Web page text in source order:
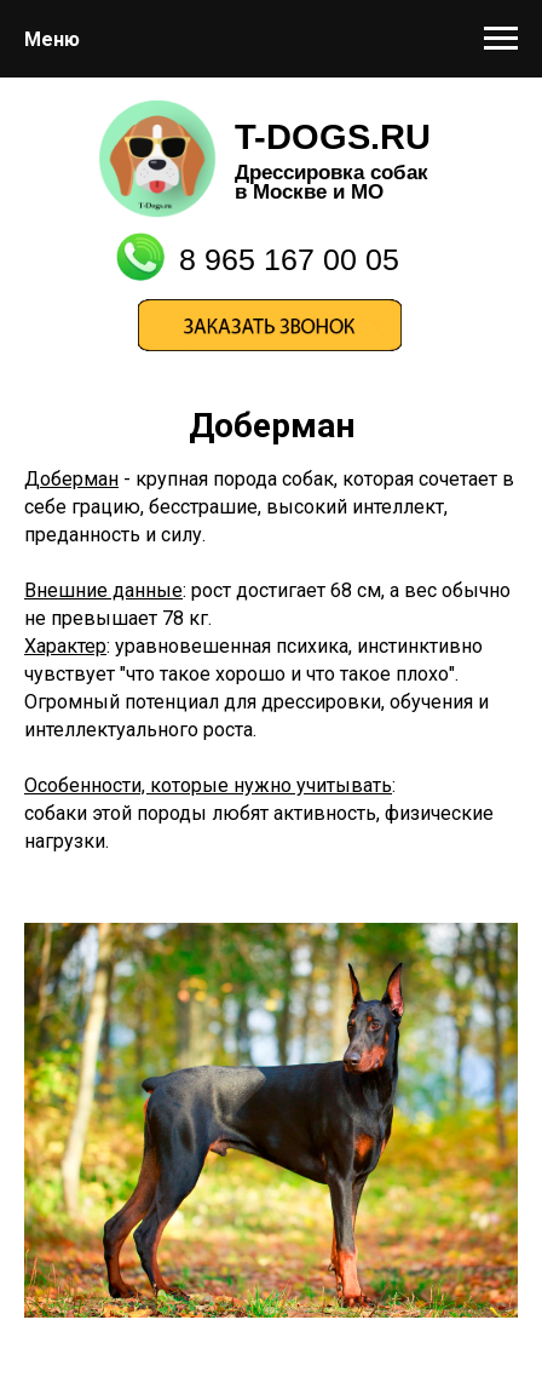
Меню
Дрессировка собак
в Москве и МО
8 965 167 00 05
T-DOGS.RU
Доберман
Доберман - крупная порода собак, которая сочетает в
себе грацию, бесстрашие, высокий интеллект,
преданность и силу.
Внешние данные: рост достигает 68 см, а вес обычно
не превышает 78 кг.
Характер: уравновешенная психика, инстинктивно
чувствует "что такое хорошо и что такое плохо".
Огромный потенциал для дрессировки, обучения и
интеллектуального роста.
Особенности, которые нужно учитывать:
собаки этой породы любят активность, физические
нагрузки.